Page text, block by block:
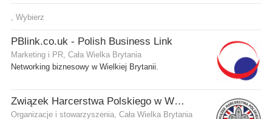
, Wybierz
PBlink.co.uk - Polish Business Link
Marketing i PR, Cała Wielka Brytania
Networking biznesowy w Wielkiej Brytanii.
Związek Harcerstwa Polskiego w Wielkiej Brytanii
Organizacje i stowarzyszenia, Cała Wielka Brytania